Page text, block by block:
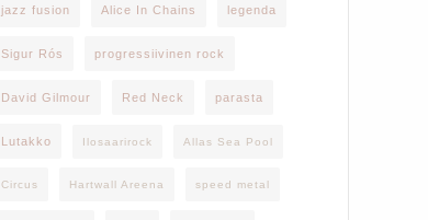
jazz fusion Alice In Chains legenda
Sigur Rós progressiivinen rock
David Gilmour Red Neck parasta
Lutakko Ilosaarirock Allas Sea Pool
Circus Hartwall Areena speed metal